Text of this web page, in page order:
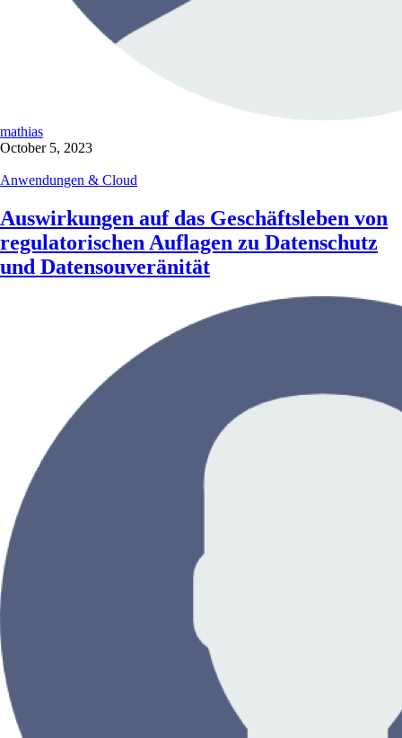
mathias
October 5, 2023
Anwendungen & Cloud
Auswirkungen auf das Geschäftsleben von
regulatorischen Auflagen zu Datenschutz
und Datensouveränität